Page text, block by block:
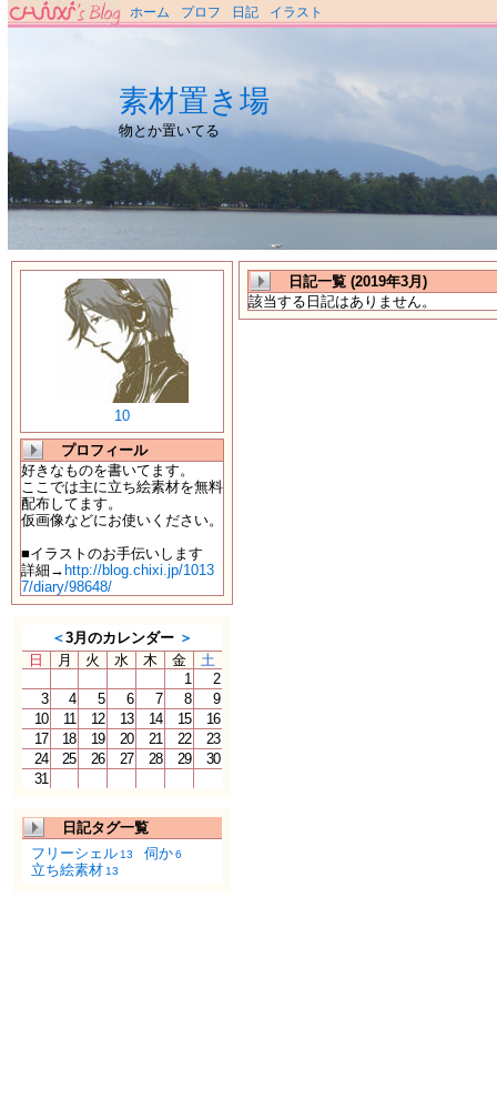
ホーム プロフ 日記 イラスト
素材置き場
物とか置いてる
10
プロフィール
好きなものを書いてます。
ここでは主に立ち絵素材を無料
配布してます。
仮画像などにお使いください。
■イラストのお手伝いします
詳細→ http://blog.chixi.jp/1013
7/diary/98648/
＜3月のカレンダー ＞
日
月 火 水 木 金
土
1
2
3
4 5 6 7 8
9
10
11 12 13 14 15
16
17
18 19 20 21 22
23
24
25 26 27 28 29
30
31
日記タグ一覧
フリーシェル 13 伺か6
立ち絵素材 13
日記一覧 (2019年3月)
該当する日記はありません。